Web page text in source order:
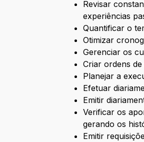
Revisar
experiências
Quantificar o
Otimizar
Gerenciar os
Criar ordens
Planejar a
Efetuar
Emitir
Verificar os
gerando os
Emitir